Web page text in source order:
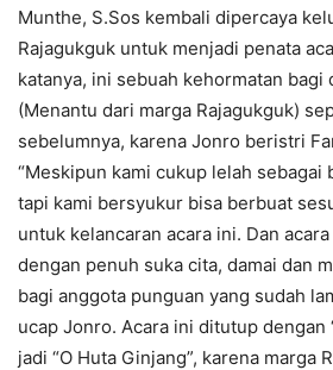
Munthe, S.Sos kembali dipercaya
Rajagukguk untuk menjadi penata
katanya, ini sebuah kehormatan bagi
(Menantu dari marga Rajagukguk)
sebelumnya, karena Jonro beristri
“Meskipun kami cukup lelah sebagai
tapi kami bersyukur bisa berbuat
untuk kelancaran acara ini. Dan
dengan penuh suka cita, damai dan
bagi anggota punguan yang sudah
ucap Jonro. Acara ini ditutup dengan
jadi “O Huta Ginjang”, karena marga